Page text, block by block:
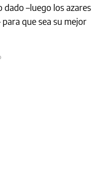
–luego los azares
que sea su mejor